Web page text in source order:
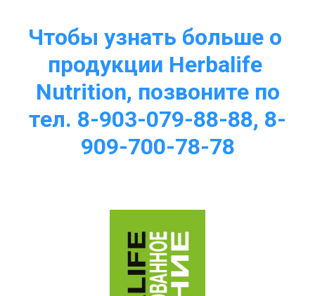
Чтобы узнать больше о
продукции Herbalife
Nutrition, позвоните по
тел. 8-903-079-88-88, 8-
909-700-78-78